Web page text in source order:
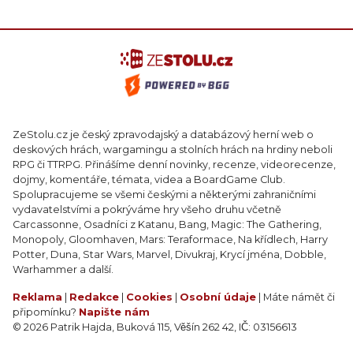
ZeStolu.cz je český zpravodajský a databázový herní web o
deskových hrách, wargamingu a stolních hrách na hrdiny neboli
RPG či TTRPG. Přinášíme denní novinky, recenze, videorecenze,
dojmy, komentáře, témata, videa a BoardGame Club.
Spolupracujeme se všemi českými a některými zahraničními
vydavatelstvími a pokrýváme hry všeho druhu včetně
Carcassonne, Osadníci z Katanu, Bang, Magic: The Gathering,
Monopoly, Gloomhaven, Mars: Teraformace, Na křídlech, Harry
Potter, Duna, Star Wars, Marvel, Divukraj, Krycí jména, Dobble,
Warhammer a další.
Reklama Redakce Cookies Osobní údaje | Máte námět či
připomínku? Napište nám
© 2026 Patrik Hajda, Buková 115, Věšín 262 42, IČ: 03156613